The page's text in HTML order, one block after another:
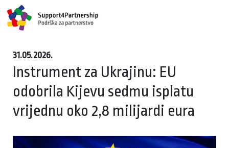
31.05.2026.
Instrument za Ukrajinu: EU
odobrila Kijevu sedmu isplatu
vrijednu oko 2,8 milijardi eura